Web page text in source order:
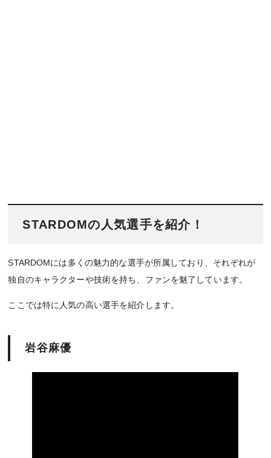
STARDOMの人気選手を紹介！
STARDOMには多くの魅力的な選手が所属しており、それぞれが
独自のキャラクターや技術を持ち、ファンを魅了しています。
ここでは特に人気の高い選手を紹介します。
岩谷麻優